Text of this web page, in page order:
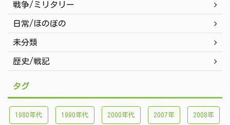
戦争/ミリタリー
日常/ほのぼの
未分類
歴史/戦記
タグ
1980年代 1990年代 2000年代 2007年 2008年